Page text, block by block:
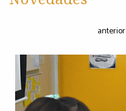
anterior